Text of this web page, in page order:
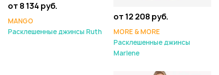
от 8 134 руб.
MANGO
Расклешенные джинсы Ruth
от 12 208 руб.
MORE & MORE
Расклешенные джинсы
Marlene